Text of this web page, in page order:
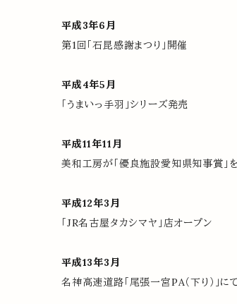
平成3年6月
第1回「石昆感謝まつり」開催
平成4年5月
「うまいっ手羽」シリーズ発売
平成11年11月
美和工房が「優良施設愛知県知事賞」
平成12年3月
「JR名古屋タカシマヤ」店オープン
平成13年3月
名神高速道路「尾張一宮PA（下り）」